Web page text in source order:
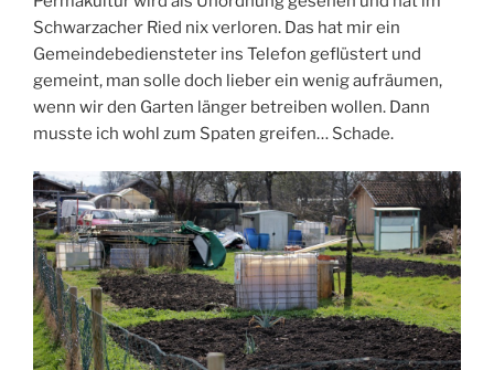
Schwarzacher Ried nix verloren. Das hat mir ein
Gemeindebediensteter ins Telefon geflüstert und
gemeint, man solle doch lieber ein wenig aufräumen,
wenn wir den Garten länger betreiben wollen. Dann
musste ich wohl zum Spaten greifen… Schade.